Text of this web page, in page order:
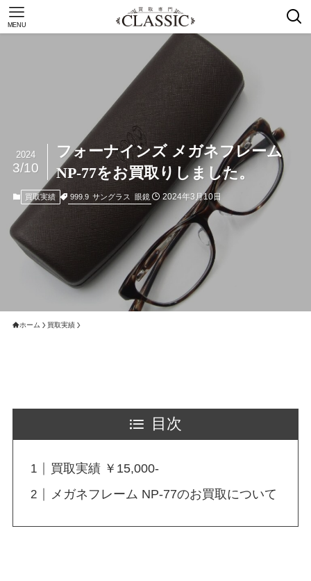
MENU
フォーナインズ メガネフレーム
NP-77をお買取りしました。
2024
3/10
買取実績 999.9 サングラス 眼鏡 2024年3月10日
ホーム 買取実績
目次
買取実績 ￥15,000-
メガネフレーム NP-77のお買取について